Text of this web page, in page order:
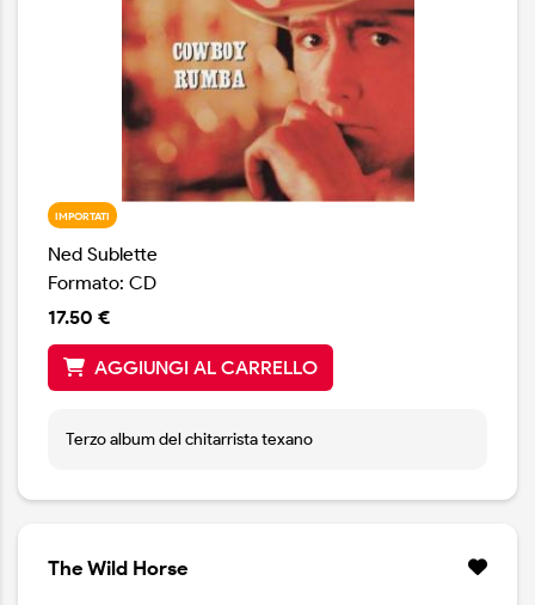
IMPORTATI
Ned Sublette
Formato: CD
17.50 €
AGGIUNGI AL CARRELLO
Terzo album del chitarrista texano
The Wild Horse